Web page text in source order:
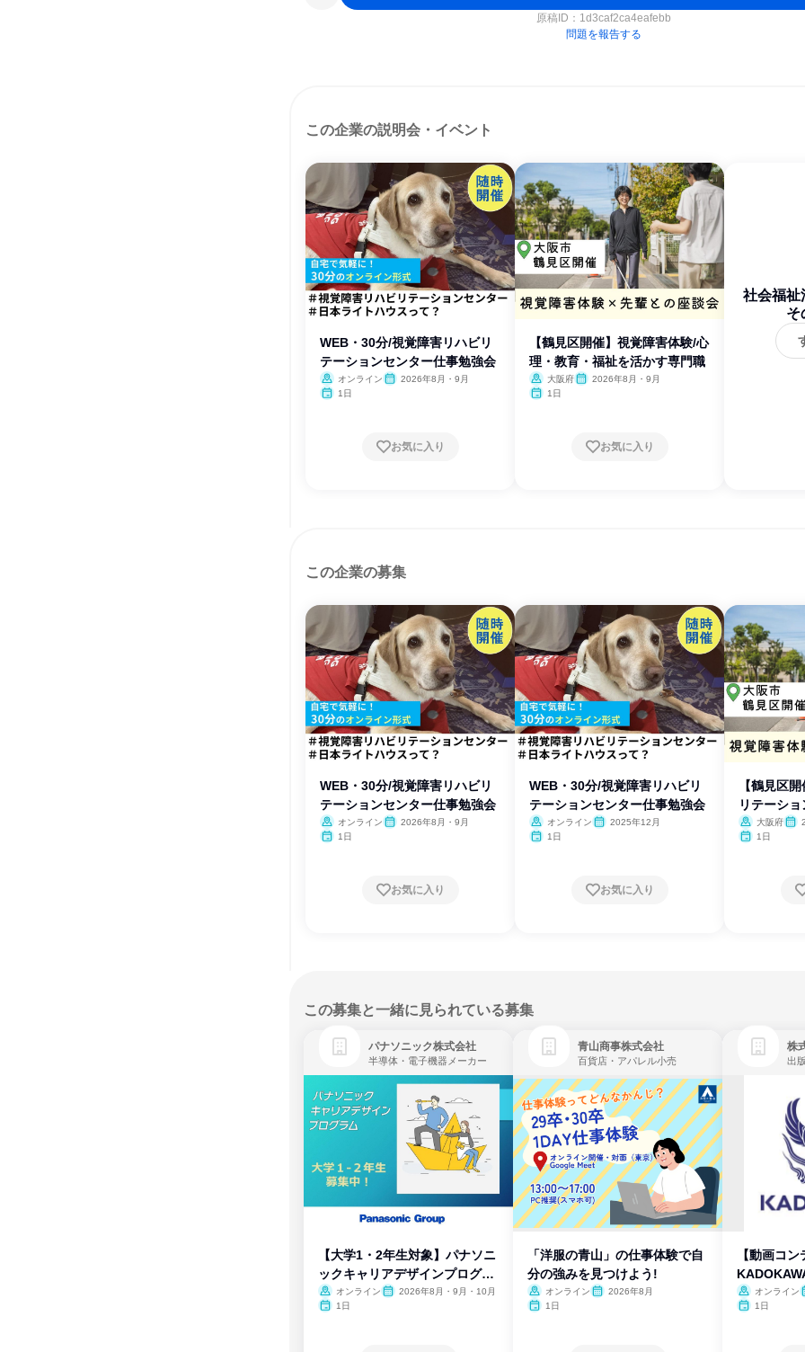
原稿ID： 1d3caf2ca4eafebb
問題を報告する
この企業の説明会・イベント
WEB・30分/視覚障害リハビリ
テーションセンター仕事勉強会
オンライン
2026年8月・9月
1日
お気に入り
【鶴見区開催】視覚障害体験/心
理・教育・福祉を活かす専門職
大阪府
2026年8月・9月
1日
お気に入り
社会福祉
そ
この企業の募集
WEB・30分/視覚障害リハビリ
テーションセンター仕事勉強会
オンライン
2026年8月・9月
1日
お気に入り
WEB・30分/視覚障害リハビリ
テーションセンター仕事勉強会
オンライン
2025年12月
1日
お気に入り
【鶴見区
リテーシ
ス
大阪府
1日
この募集と一緒に見られている募集
パナソニック株式会社
半導体・電子機器メーカー
【大学1・2年生対象】パナソニ
ックキャリアデザインプログラ
ム
オンライン
2026年8月・9月・10月
1日
青山商事株式会社
百貨店・アパレル小売
「洋服の青山」の仕事体験で自
分の強みを見つけよう!
オンライン
2026年8月
1日
株
出
【動画コン
オンライン
1日